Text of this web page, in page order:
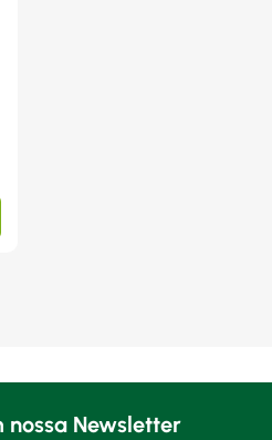
nossa Newsletter